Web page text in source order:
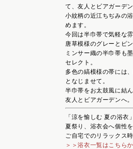
て、友人とビアガーデ
小紋柄の近江ちぢみの
めます。
今回は半巾帯で気軽な
唐草模様のグレーとピ
ミンサー織の半巾帯も
セレクト。
多色の縞模様の帯には
となじませて。
半巾帯をお太鼓風に結
友人とビアガーデンへ。
「涼を愉しむ 夏の浴衣」
夏祭り、浴衣会へ個性
ご自宅でのリラックス
＞＞浴衣一覧はこちら